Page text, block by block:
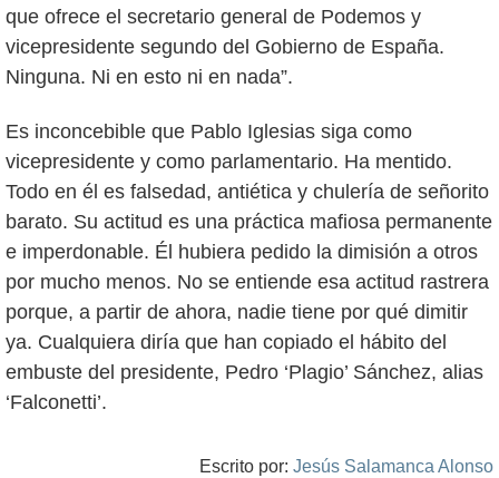
que ofrece el secretario general de Podemos y
vicepresidente segundo del Gobierno de España.
Ninguna. Ni en esto ni en nada”.
Es inconcebible que Pablo Iglesias siga como
vicepresidente y como parlamentario. Ha mentido.
Todo en él es falsedad, antiética y chulería de señorito
barato. Su actitud es una práctica mafiosa permanente
e imperdonable. Él hubiera pedido la dimisión a otros
por mucho menos. No se entiende esa actitud rastrera
porque, a partir de ahora, nadie tiene por qué dimitir
ya. Cualquiera diría que han copiado el hábito del
embuste del presidente, Pedro ‘Plagio’ Sánchez, alias
‘Falconetti’.
Escrito por: Jesús Salamanca Alonso